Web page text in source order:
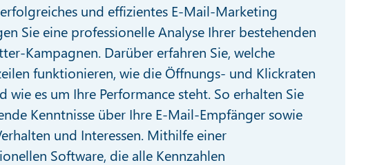
und effizientes E-Mail-Marketing
Sie eine professionelle Analyse Ihrer bestehenden
Kampagnen. Darüber erfahren Sie, welche
funktionieren, wie die Öffnungs- und Klickraten
wie es um Ihre Performance steht. So erhalten Sie
Kenntnisse über Ihre E-Mail-Empfänger sowie
und Interessen. Mithilfe einer
Software, die alle Kennzahlen